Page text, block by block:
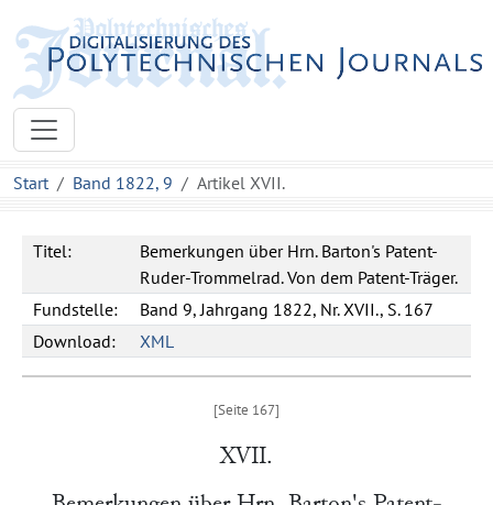
Start Band 1822, 9 Artikel XVII.
Titel:
Bemerkungen über Hrn. Barton's Patent-
Ruder-Trommelrad. Von dem Patent-Träger.
Fundstelle:
Band 9, Jahrgang 1822, Nr. XVII., S. 167
Download:
XML
XVII.